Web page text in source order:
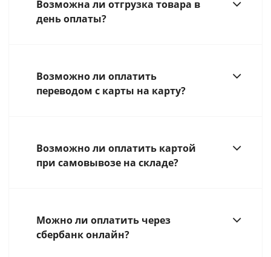
Возможна ли отгрузка товара в
день оплаты?
Возможно ли оплатить
переводом с карты на карту?
Возможно ли оплатить картой
при самовывозе на складе?
Можно ли оплатить через
сбербанк онлайн?